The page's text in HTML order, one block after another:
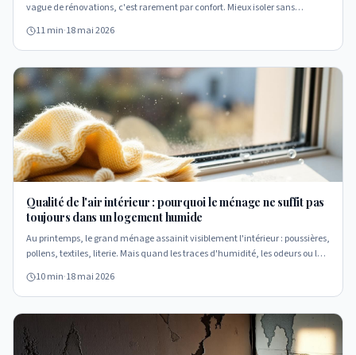
vague de rénovations, c'est rarement par confort. Mieux isoler sans
condensation et les moisissures. Décryptage.
11 min·18 mai 2026
Qualité de l'air intérieur : pourquoi le ménage ne suffit pas
toujours dans un logement humide
Au printemps, le grand ménage assainit visiblement l'intérieur : poussières,
pollens, textiles, literie. Mais quand les traces d'humidité, les odeurs ou les
question de bâtiment et de ventilation.
10 min·18 mai 2026